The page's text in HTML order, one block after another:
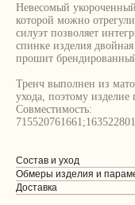
Невесомый
которой можно
силуэт позволяет
спинке изделия
прошит
Тренч выполнен из
ухода, поэтому изделие
Совместимость:
Состав и уход
Обмеры изделия и
Доставка